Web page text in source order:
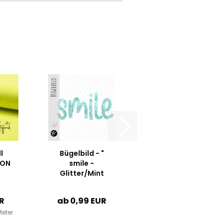
Bügelbild - "
smile -
Glitter/Mint
ab 0,99 EUR